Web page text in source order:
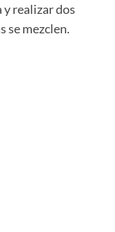
realizar dos
se mezclen.